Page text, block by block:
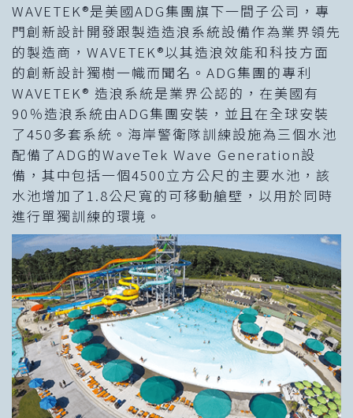
WAVETEK®是美國ADG集團旗下一間子公司，專
門創新設計開發跟製造造浪系統設備作為業界領先
的製造商，WAVETEK®以其造浪效能和科技方面
的創新設計獨樹一幟而聞名。ADG集團的專利
WAVETEK® 造浪系統是業界公認的，在美國有
90％造浪系統由ADG集團安裝，並且在全球安裝
了450多套系統。海岸警衛隊訓練設施為三個水池
配備了ADG的WaveTek Wave Generation設
備，其中包括一個4500立方公尺的主要水池，該
水池增加了1.8公尺寬的可移動艙壁，以用於同時
進行單獨訓練的環境。